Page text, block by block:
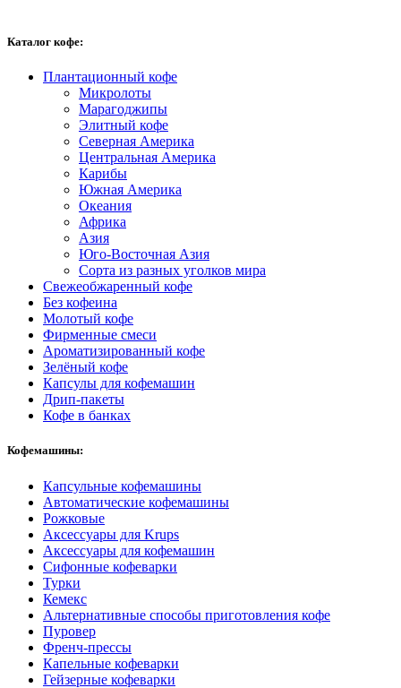
Каталог кофе:
Плантационный кофе
Микролоты
Марагоджипы
Элитный кофе
Северная Америка
Центральная Америка
Карибы
Южная Америка
Океания
Африка
Азия
Юго-Восточная Азия
Сорта из разных уголков мира
Свежеобжаренный кофе
Без кофеина
Молотый кофе
Фирменные смеси
Ароматизированный кофе
Зелёный кофе
Капсулы для кофемашин
Дрип-пакеты
Кофе в банках
Кофемашины:
Капсульные кофемашины
Автоматические кофемашины
Рожковые
Аксессуары для Krups
Аксессуары для кофемашин
Сифонные кофеварки
Турки
Кемекс
Альтернативные способы приготовления кофе
Пуровер
Френч-прессы
Капельные кофеварки
Гейзерные кофеварки